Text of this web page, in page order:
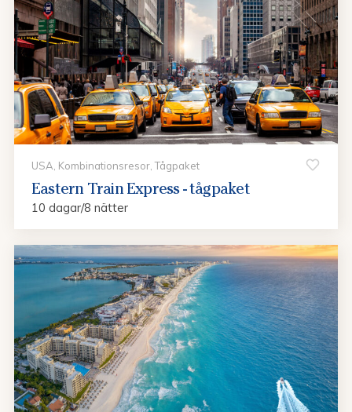
USA, Kombinationsresor, Tågpaket
Eastern Train Express - tågpaket
10 dagar/8 nätter